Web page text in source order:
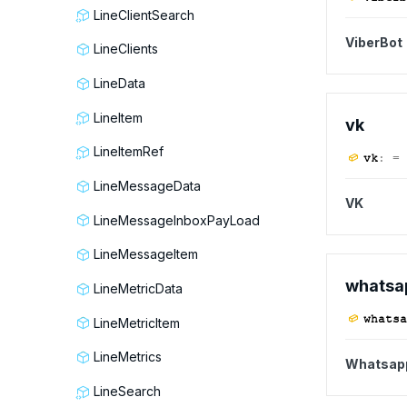
LineClientSearch
LineClients
LineData
LineItem
LineItemRef
LineMessageData
LineMessageInboxPayLoad
LineMessageItem
LineMetricData
LineMetricItem
LineMetrics
LineSearch
ViberBot
vk
vk: =
VK